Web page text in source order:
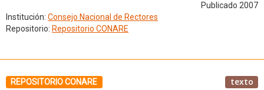
Publicado 2007
Institución: Consejo Nacional de Rectores
Repositorio: Repositorio CONARE
REPOSITORIO CONARE texto